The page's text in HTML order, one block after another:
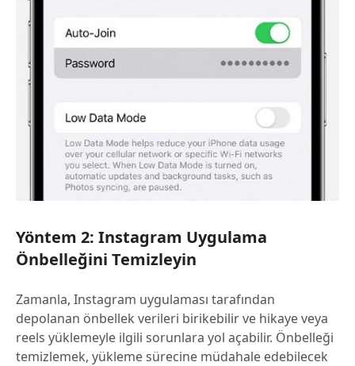
Yöntem 2: Instagram Uygulama
Önbelleğini Temizleyin
Zamanla, Instagram uygulaması tarafından
depolanan önbellek verileri birikebilir ve hikaye veya
reels yüklemeyle ilgili sorunlara yol açabilir. Önbelleği
temizlemek, yükleme sürecine müdahale edebilecek